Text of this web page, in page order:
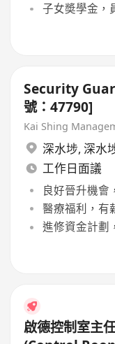
子女奬學金，
Security
號：47790]
Kai Shing
深水埗, 深水
工作日面議
良好晉升機會
醫療福利，有
進修資金計劃
啟德控制室主